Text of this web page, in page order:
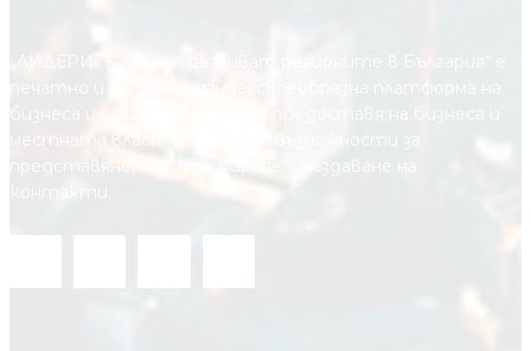
„ЛИДЕРИТЕ, които развиват регионите в България“ е
печатно и онлайн издание, своеобразна платформа на
бизнеса и общините, която предоставя на бизнесa и
местната власт в България възможности за
представяне, популяризиране и създаване на